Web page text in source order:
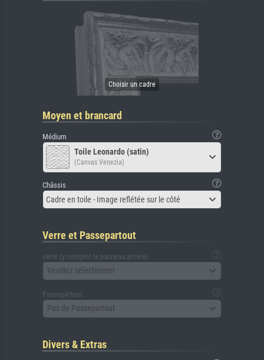
Moyen et brancard
Médium
Toile Leonardo (satin)
(Canvas Venezia)
Châssis
Cadre en toile - Image reflétée sur le côté
Verre et Passepartout
verre (y compris le panneau arrière)
Veuillez sélectionner
Passepartout
Pas de Passepartout
Divers & Extras